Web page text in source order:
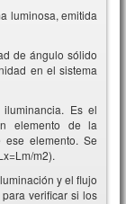
luminosa, emitida
de ángulo sólido
en el sistema
Es el
elemento de la
elemento. Se
m2).
y el flujo
verificar si los